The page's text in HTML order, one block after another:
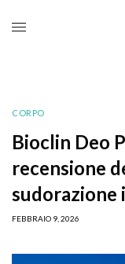
CORPO
Bioclin Deo
recensione
sudorazione
FEBBRAIO 9, 2026